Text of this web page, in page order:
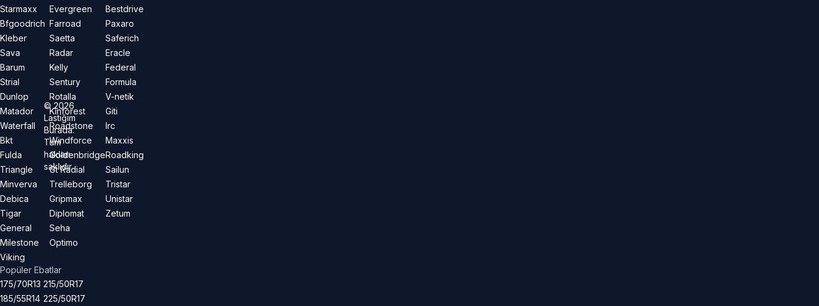
Starmaxx
Bfgoodrich
Kleber
Sava
Barum
Strial
Dunlop
Matador
Waterfall
Bkt
Fulda
Triangle
Minverva
Debica
Tigar
General
Milestone
Viking
Evergreen
Farroad
Saetta
Radar
Kelly
Sentury
Rotalla
Kinforest
Roadstone
Windforce
Goldenbridge
Gt Radial
Trelleborg
Gripmax
Diplomat
Seha
Optimo
Bestdrive
Paxaro
Saferich
Eracle
Federal
Formula
V-netik
Giti
Irc
Maxxis
Roadking
Sailun
Tristar
Unistar
Zetum
Popüler Ebatlar
175/70R13
185/55R14
215/50R17
225/50R17
©2026
Lastiğim
Burada.
Tüm
hakları
saklıdır.